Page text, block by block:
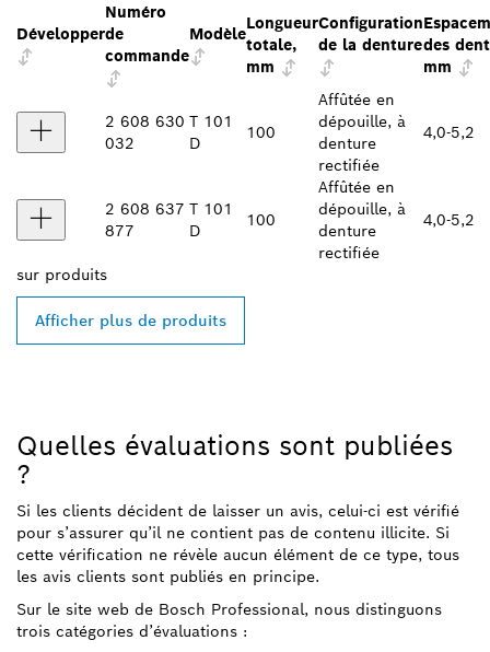
Développer
Numéro
de
commande
Modèle
Longueur
totale,
mm
Configuration
de la denturedes
mm
2 608 630
032
T 101
D
100
Affûtée en
dépouille, à
denture
rectifiée
4,0-5,2
2 608 637
877
T 101
D
100
Affûtée en
dépouille, à
denture
rectifiée
4,0-5,2
sur produits
Afficher plus de produits
Quelles évaluations sont publiées
?
Si les clients décident de laisser un avis, celui-ci est vérifié
pour s’assurer qu’il ne contient pas de contenu illicite. Si
cette vérification ne révèle aucun élément de ce type, tous
les avis clients sont publiés en principe.
Sur le site web de Bosch Professional, nous distinguons
trois catégories d’évaluations :